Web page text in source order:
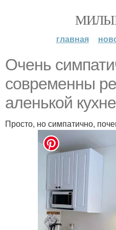
главная
Очень
современны
аленькой
Просто, но симпатично,